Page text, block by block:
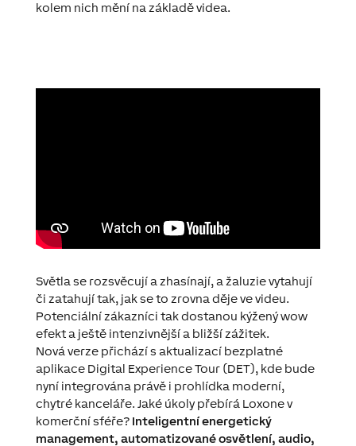
kolem nich mění na základě videa.
Světla se rozsvěcují a zhasínají, a žaluzie vytahují
či zatahují tak, jak se to zrovna děje ve videu.
Potenciální zákazníci tak dostanou kýžený wow
efekt a ještě intenzivnější a bližší zážitek.
Nová verze přichází s aktualizací bezplatné
aplikace Digital Experience Tour (DET), kde bude
nyní integrována právě i prohlídka moderní,
chytré kanceláře. Jaké úkoly přebírá Loxone v
komerční sféře? Inteligentní energetický
management, automatizované osvětlení, audio,